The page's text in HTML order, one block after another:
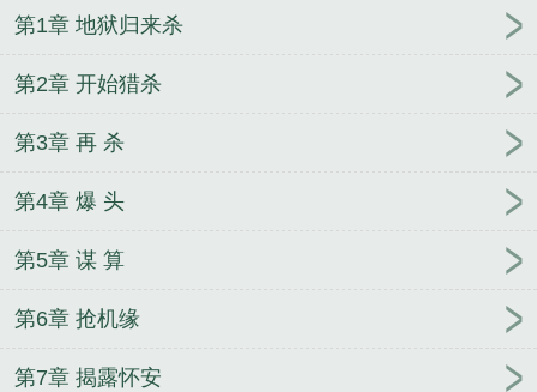
第1章 地狱归来杀
第2章 开始猎杀
第3章 再 杀
第4章 爆 头
第5章 谋 算
第6章 抢机缘
第7章 揭露怀安